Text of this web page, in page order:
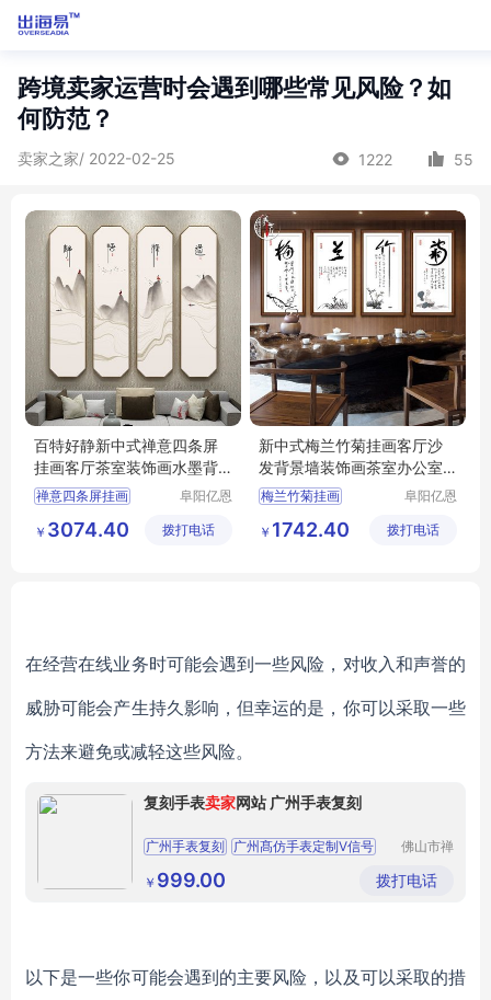
跨境卖家运营时会遇到哪些常见风险？如
何防范？
卖家之家/ 2022-02-25 1222 55
百特好静新中式禅意四条屏
挂画客厅茶室装饰画水墨背
景墙壁画
禅意四条屏挂画
挂画 装饰画
阜阳亿恩
有限公司
￥ 3074.40 拨打电话
新中式梅兰竹菊挂画客厅沙
发背景墙装饰画茶室办公室
壁画国画
梅兰竹菊挂画
挂画 装饰画
阜阳亿恩
有限公司
￥ 1742.40 拨打电话
在经营在线业务时可能会遇到一些风险，对收入和声誉的
威胁可能会产生持久影响，但幸运的是，你可以采取一些
方法来避免或减轻这些风险。
复刻手表卖家网站 广州手表复刻
广州手表复刻
广州髙仿手表定制Ⅴ信号
帝舵格林尼治复刻
广州髙仿手表定制Ⅴ信号
佛山市禅
微购服装
商行
￥ 999.00 拨打电话
以下是一些你可能会遇到的主要风险，以及可以采取的措